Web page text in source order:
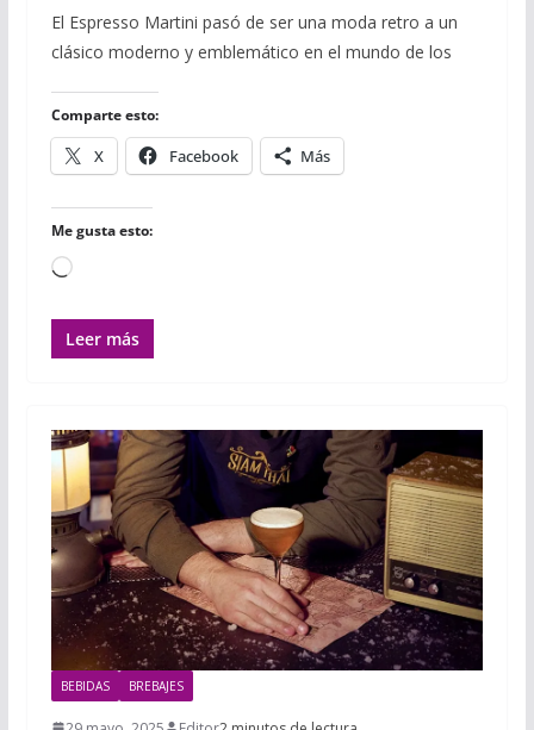
c
e
b
i
t
t
m
b
l
a
t
s
a
l
a
i
l
m
p
a
El Espresso Martini pasó de ser una moda retro a un
clásico moderno y emblemático en el mundo de los
Comparte esto:
X Facebook Más
Me gusta esto:
Cargando...
Leer más
BEBIDAS BREBAJES